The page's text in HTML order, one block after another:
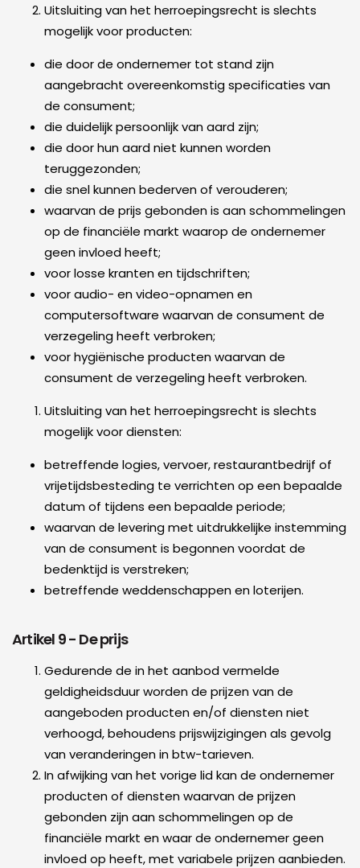
Uitsluiting van het herroepingsrecht is slechts
mogelijk voor producten:
die door de ondernemer tot stand zijn
aangebracht overeenkomstig specificaties van
de consument;
die duidelijk persoonlijk van aard zijn;
die door hun aard niet kunnen worden
teruggezonden;
die snel kunnen bederven of verouderen;
waarvan de prijs gebonden is aan schommelingen
op de financiële markt waarop de ondernemer
geen invloed heeft;
voor losse kranten en tijdschriften;
voor audio- en video-opnamen en
computersoftware waarvan de consument de
verzegeling heeft verbroken;
voor hygiënische producten waarvan de
consument de verzegeling heeft verbroken.
Uitsluiting van het herroepingsrecht is slechts
mogelijk voor diensten:
betreffende logies, vervoer, restaurantbedrijf of
vrijetijdsbesteding te verrichten op een bepaalde
datum of tijdens een bepaalde periode;
waarvan de levering met uitdrukkelijke instemming
van de consument is begonnen voordat de
bedenktijd is verstreken;
betreffende weddenschappen en loterijen.
Artikel 9 - De prijs
Gedurende de in het aanbod vermelde
geldigheidsduur worden de prijzen van de
aangeboden producten en/of diensten niet
verhoogd, behoudens prijswijzigingen als gevolg
van veranderingen in btw-tarieven.
In afwijking van het vorige lid kan de ondernemer
producten of diensten waarvan de prijzen
gebonden zijn aan schommelingen op de
financiële markt en waar de ondernemer geen
invloed op heeft, met variabele prijzen aanbieden.